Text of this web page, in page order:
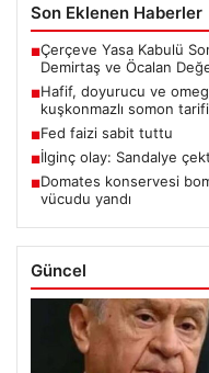
Son Eklenen Haberler
■Çerçeve Yasa Kabulü
Demirtaş ve Öcalan
■Hafif, doyurucu ve
kuşkonmazlı somon
■Fed faizi sabit tuttu
■İlginç olay: Sandalye
■Domates konservesi
vücudu yandı
Güncel